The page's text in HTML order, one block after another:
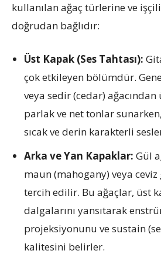
kullanılan ağaç türlerine ve
doğrudan bağlıdır:
Üst Kapak (Ses Tahtası):
çok etkileyen bölümdür.
veya sedir (cedar)
parlak ve net tonlar
sıcak ve derin karakterli
Arka ve Yan Kapaklar: Gül
maun (mahogany) veya
tercih edilir. Bu ağaçlar, üst
dalgalarını yansıtarak
projeksiyonunu ve sustain
kalitesini belirler.